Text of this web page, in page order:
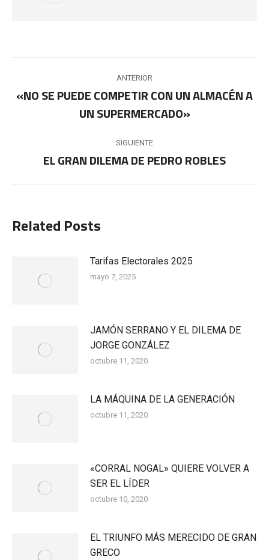
entre
publicaciones
ANTERIOR
anterior:
«NO SE PUEDE COMPETIR CON UN ALMACÉN A
UN SUPERMERCADO»
SIGUIENTE
Publicación
EL GRAN DILEMA DE PEDRO ROBLES
Related Posts
Tarifas Electorales 2025
mayo 7, 2025
JAMÓN SERRANO Y EL DILEMA DE
JORGE GONZÁLEZ
octubre 11, 2020
LA MÁQUINA DE LA GENERACIÓN
octubre 11, 2020
«CORRAL NOGAL» QUIERE VOLVER A
SER EL LÍDER
octubre 10, 2020
EL TRIUNFO MÁS MERECIDO DE GRAN
GRECO